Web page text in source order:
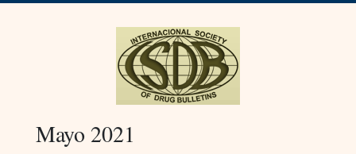
Mayo 2021